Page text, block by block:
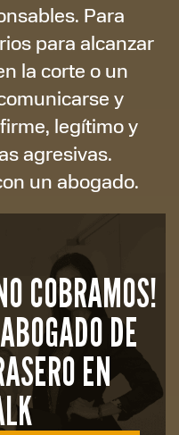
Para
para alcanzar
la corte o un
y
legítimo y
agresivas.
un abogado.
COBRAMOS!
DE
EN